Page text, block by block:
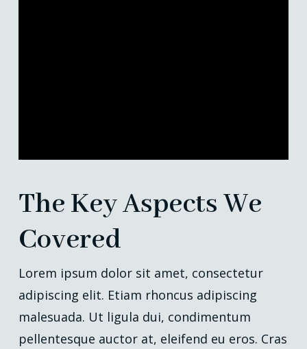
The Key Aspects We
Covered
Lorem ipsum dolor sit amet, consectetur
adipiscing elit. Etiam rhoncus adipiscing
malesuada. Ut ligula dui, condimentum
pellentesque auctor at, eleifend eu eros. Cras